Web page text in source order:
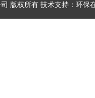
版权所有 技术支持： 环保